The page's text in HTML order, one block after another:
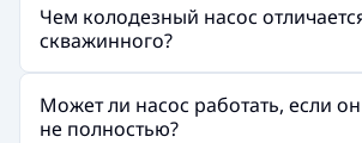
Чем колодезный насос
скважинного?
Может ли насос работать, если
не полностью?